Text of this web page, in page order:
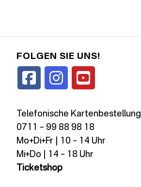
FOLGEN SIE UNS!
Telefonische Kartenbestellung
0711 – 99 88 98 18
Mo+Di+Fr | 10 – 14 Uhr
Mi+Do | 14 – 18 Uhr
Ticketshop